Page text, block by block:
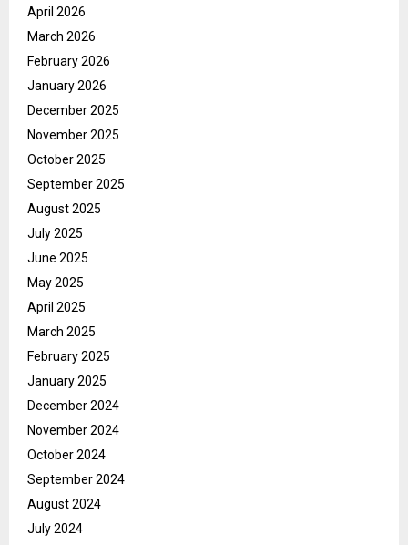
April 2026
March 2026
February 2026
January 2026
December 2025
November 2025
October 2025
September 2025
August 2025
July 2025
June 2025
May 2025
April 2025
March 2025
February 2025
January 2025
December 2024
November 2024
October 2024
September 2024
August 2024
July 2024